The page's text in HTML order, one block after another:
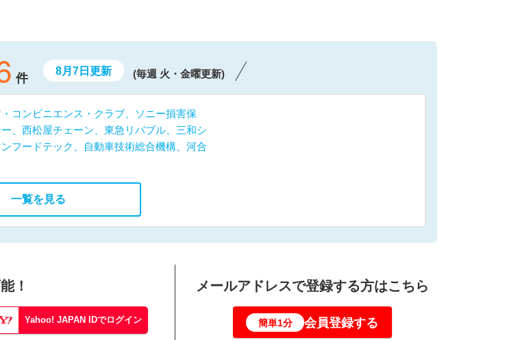
件
8月7日更新 (毎週 火・金曜更新)
コンビニエンス・クラブ、ソニー損害保
、西松屋チェーン、東急リバブル、三和シ
フードテック、自動車技術総合機構、河合
一覧を見る
！
Yahoo! JAPAN IDでログイン
メールアドレスで登録する方はこちら
簡単1分 会員登録する